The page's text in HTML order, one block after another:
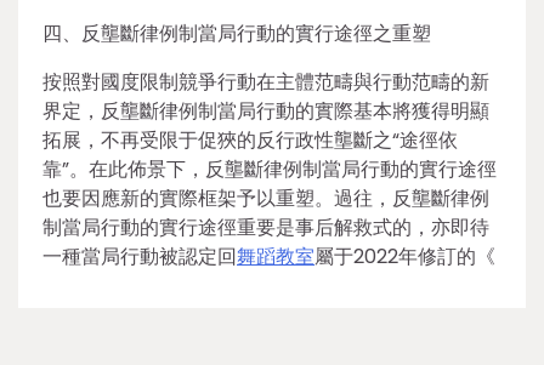
四、反壟斷律例制當局行動的實行途徑之重塑
按照對國度限制競爭行動在主體范疇與行動范疇的新
界定，反壟斷律例制當局行動的實際基本將獲得明顯
拓展，不再受限于促狹的反行政性壟斷之“途徑依
靠”。在此佈景下，反壟斷律例制當局行動的實行途徑
也要因應新的實際框架予以重塑。過往，反壟斷律例
制當局行動的實行途徑重要是事后解救式的，亦即待
一種當局行動被認定回舞蹈教室屬于2022年修訂的《